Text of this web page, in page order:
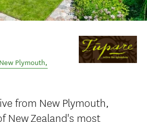
New Plymouth,
from New Plymouth,
New Zealand's most